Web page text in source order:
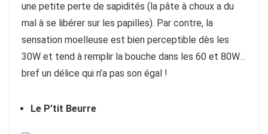
une petite perte de sapidités (la pâte à choux a du
mal à se libérer sur les papilles). Par contre, la
sensation moelleuse est bien perceptible dès les
30W et tend à remplir la bouche dans les 60 et 80W…
bref un délice qui n’a pas son égal !
Le P’tit Beurre